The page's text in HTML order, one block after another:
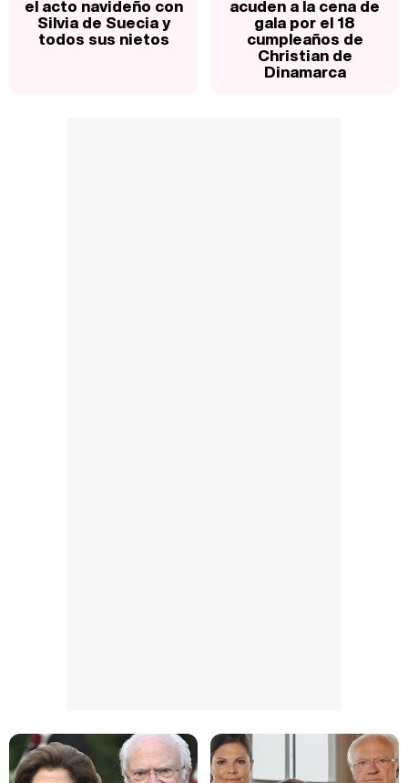
el acto navideño con
Silvia de Suecia y
todos sus nietos
acuden a la cena de
gala por el 18
cumpleaños de
Christian de
Dinamarca